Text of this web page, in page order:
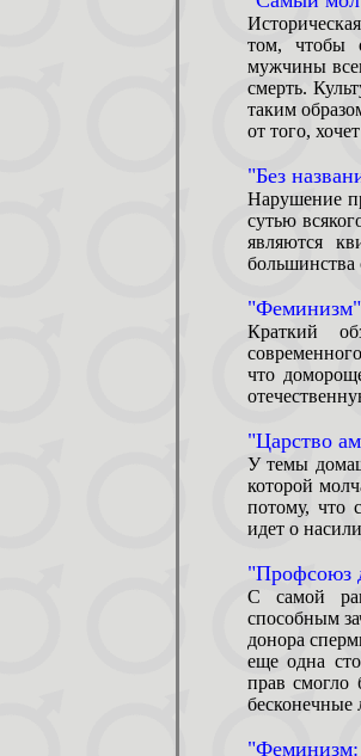
том, чтобы
мужчины
смерть.
таким
от того,
"Без
Нарушение
сутью
являются
"Феминизм"
Краткий
что
"Царство
У темы
которой
потому, что
идет о
"Профсоюз
С самой
способным
донора
еще одна
прав смогло
"Феминизм: